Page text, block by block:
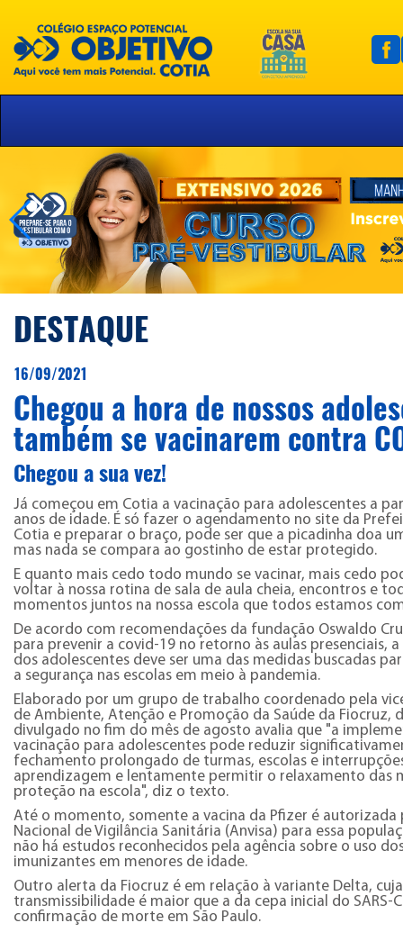
DESTAQUE
16/09/2021
Chegou a hora de nossos
também se vacinarem contra
Chegou a sua vez!
Já começou em Cotia a vacinação para adolescentes a
anos de idade. É só fazer o agendamento no site da
Cotia e preparar o braço, pode ser que a picadinha doa
mas nada se compara ao gostinho de estar protegido.
E quanto mais cedo todo mundo se vacinar, mais cedo
voltar à nossa rotina de sala de aula cheia, encontros e
momentos juntos na nossa escola que todos estamos
De acordo com recomendações da fundação Oswaldo
para prevenir a covid-19 no retorno às aulas presenciais, a
dos adolescentes deve ser uma das medidas buscadas
a segurança nas escolas em meio à pandemia.
Elaborado por um grupo de trabalho coordenado pela
de Ambiente, Atenção e Promoção da Saúde da Fiocruz,
divulgado no fim do mês de agosto avalia que "a
vacinação para adolescentes pode reduzir
fechamento prolongado de turmas, escolas e
aprendizagem e lentamente permitir o relaxamento das
proteção na escola", diz o texto.
Até o momento, somente a vacina da Pfizer é autorizada
Nacional de Vigilância Sanitária (Anvisa) para essa
não há estudos reconhecidos pela agência sobre o uso
imunizantes em menores de idade.
Outro alerta da Fiocruz é em relação à variante Delta, cuja
transmissibilidade é maior que a da cepa inicial do SARS-
confirmação de morte em São Paulo.